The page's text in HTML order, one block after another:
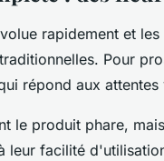
rapidement et
traditionnelles. Pour
répond aux attentes
le produit phare,
leur facilité